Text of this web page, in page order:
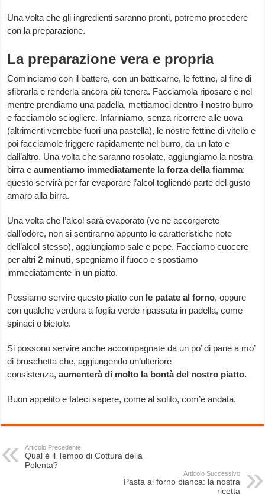
Una volta che gli ingredienti saranno pronti, potremo procedere
con la preparazione.
La preparazione vera e propria
Cominciamo con il battere, con un batticarne, le fettine, al fine di
sfibrarla e renderla ancora più tenera. Facciamola riposare e nel
mentre prendiamo una padella, mettiamoci dentro il nostro burro
e facciamolo sciogliere. Infariniamo, senza ricorrere alle uova
(altrimenti verrebbe fuori una pastella), le nostre fettine di vitello e
poi facciamole friggere rapidamente nel burro, da un lato e
dall’altro. Una volta che saranno rosolate, aggiungiamo la nostra
birra e aumentiamo immediatamente la forza della fiamma:
questo servirà per far evaporare l’alcol togliendo parte del gusto
amaro alla birra.
Una volta che l’alcol sarà evaporato (ve ne accorgerete
dall’odore, non si sentiranno appunto le caratteristiche note
dell’alcol stesso), aggiungiamo sale e pepe. Facciamo cuocere
per altri2 minuti, spegniamo il fuoco e spostiamo
immediatamente in un piatto.
Possiamo servire questo piatto con le patate al forno, oppure
con qualche verdura a foglia verde ripassata in padella, come
spinaci o bietole.
Si possono servire anche accompagnate da un po’ di pane a mo’
di bruschetta che, aggiungendo un’ulteriore
consistenza,aumenterà di molto la bontà del nostro piatto.
Buon appetito e fateci sapere, come al solito, com’è andata.
Articolo Precedente
Qual è il Tempo di Cottura della
Polenta?
Articolo Successivo
Pasta al forno bianca: la nostra
ricetta